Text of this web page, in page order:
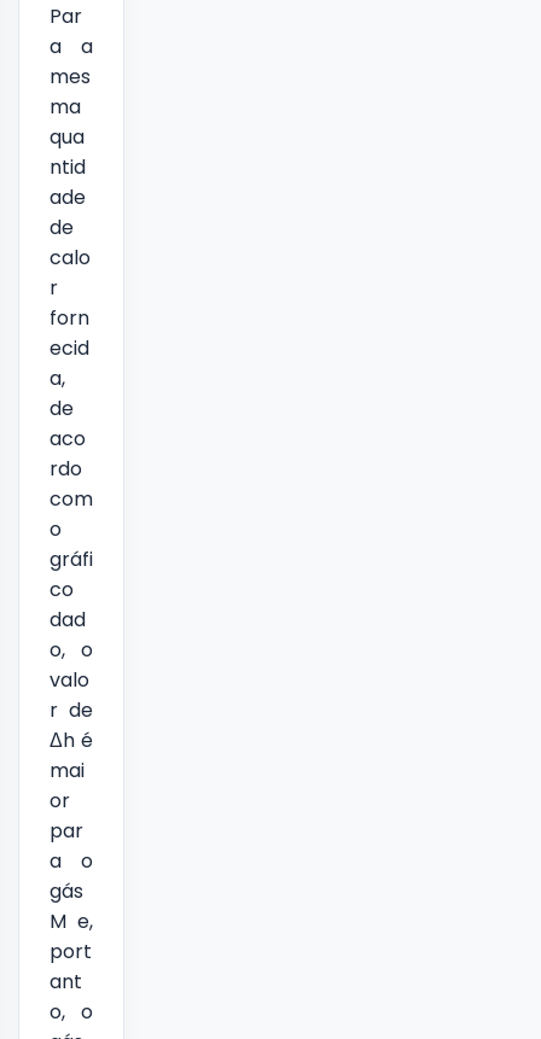
Par
a a
mes
ma
qua
ntid
ade
de
calo
r
forn
ecid
a,
de
aco
rdo
com
o
gráfi
co
dad
o, o
valo
r de
Δh é
mai
or
par
a o
gás
M e,
port
ant
o, o